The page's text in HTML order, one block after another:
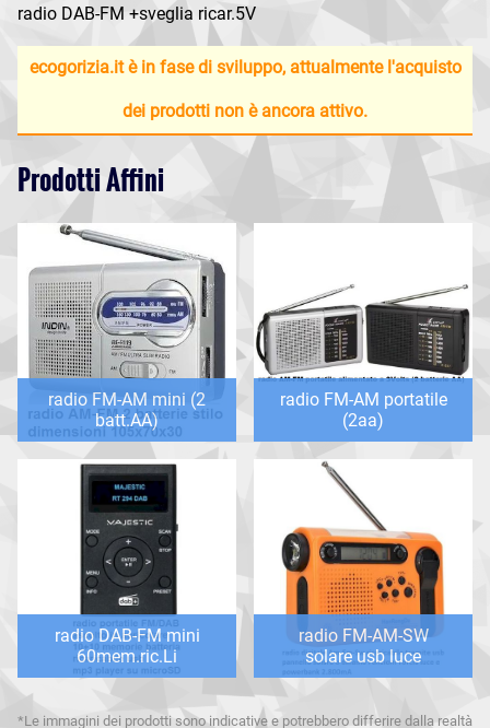
radio DAB-FM +sveglia ricar.5V
ecogorizia.it è in fase di sviluppo, attualmente l'acquisto
dei prodotti non è ancora attivo.
Prodotti Affini
radio FM-AM mini (2
batt.AA)
radio FM-AM portatile
(2aa)
radio DAB-FM mini
60mem.ric.Li
radio FM-AM-SW
solare usb luce
*Le immagini dei prodotti sono indicative e potrebbero differire dalla realtà